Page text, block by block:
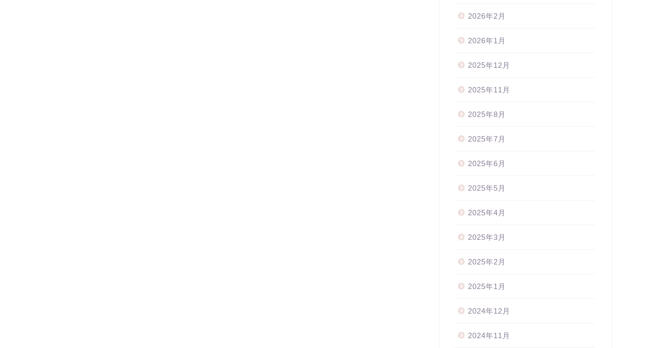
2026年2月
2026年1月
2025年12月
2025年11月
2025年8月
2025年7月
2025年6月
2025年5月
2025年4月
2025年3月
2025年2月
2025年1月
2024年12月
2024年11月